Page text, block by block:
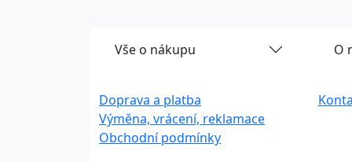
Vše o nákupu
Doprava a platba
Výměna, vrácení, reklamace
Obchodní podmínky
O